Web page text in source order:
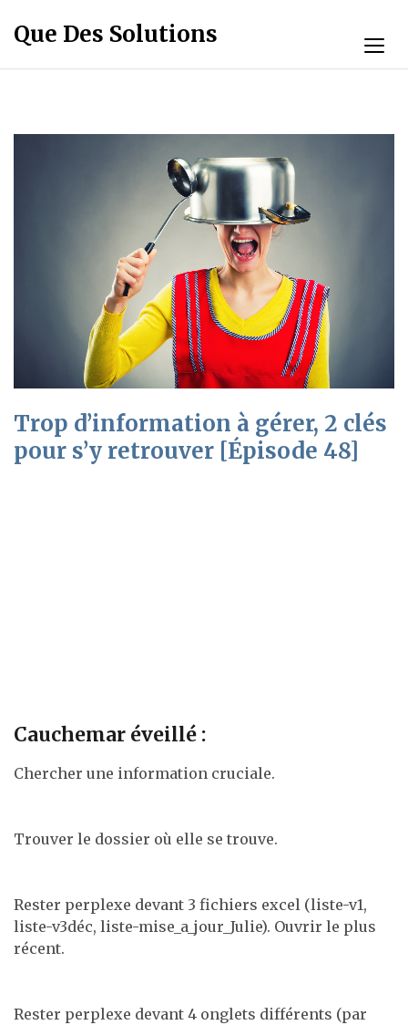
Que Des Solutions
Trop d’information à gérer, 2 clés
pour s’y retrouver [Épisode 48]
Cauchemar éveillé :
Chercher une information cruciale.
Trouver le dossier où elle se trouve.
Rester perplexe devant 3 fichiers excel (liste-v1,
liste-v3déc, liste-mise_a_jour_Julie). Ouvrir le plus
récent.
Rester perplexe devant 4 onglets différents (par